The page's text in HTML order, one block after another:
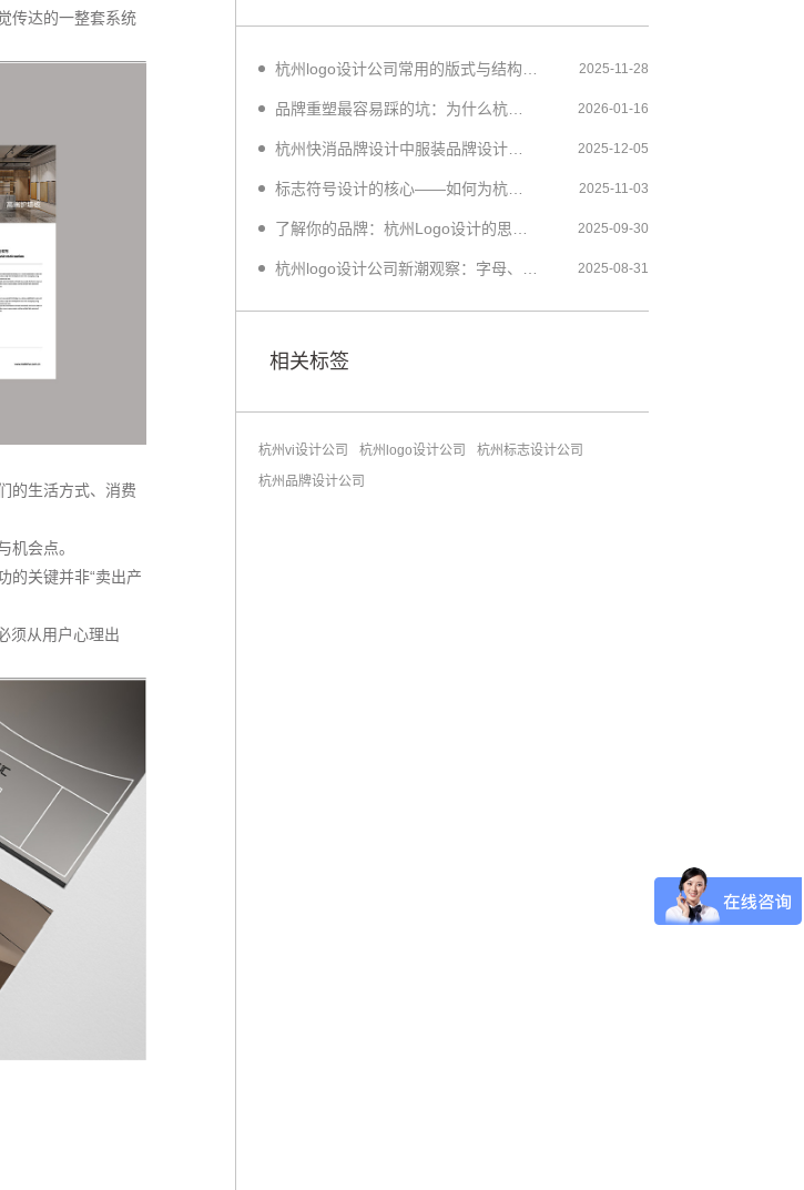
传达的一整套系统
的生活方式、消费
机会点。
的关键并非“卖出产
须从用户心理出
2025-11-28
品牌重塑最容易踩的坑：为什么杭州很多品牌从一开始就失败了？ 2026-01-16
杭州快消品牌设计中服装品牌设计基础与创意灵感 2025-12-05
标志符号设计的核心——如何为杭州品牌挑选合适的象征符号 2025-11-03
2025-09-30
2025-08-31
相关标签
杭州vi设计公司 杭州logo设计公司
杭州标志设计公司
杭州品牌设计公司